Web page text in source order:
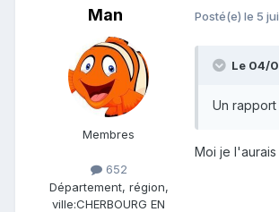
Man
Membres
652
Département, région,
ville:CHERBOURG EN
Posté(e) le 5
Le 04/
Un
Moi je